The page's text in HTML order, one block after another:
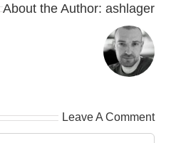
About the Author: ashlager
Leave A Comment